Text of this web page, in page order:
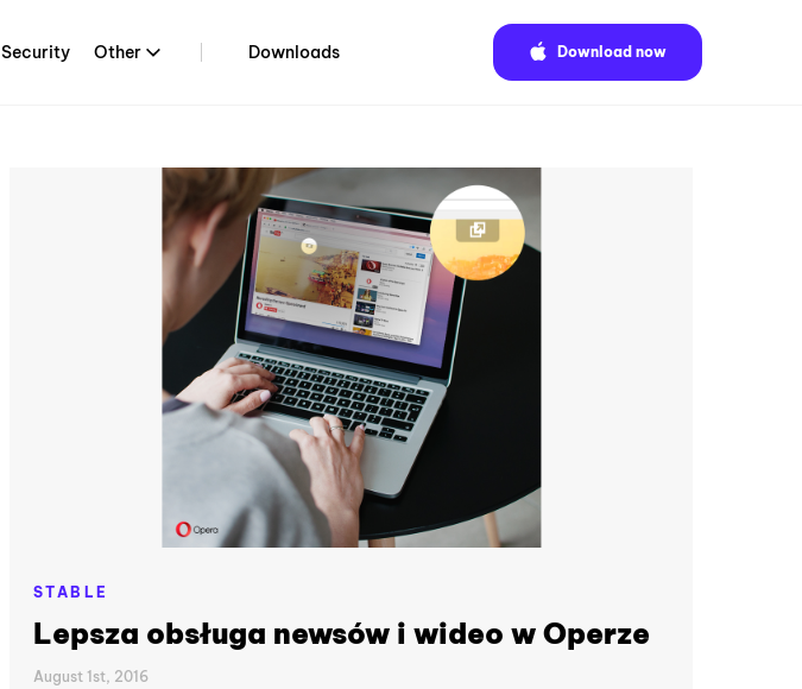
Security Other Downloads Download now
STABLE
Lepsza obsługa newsów i wideo w Operze
August 1st, 2016